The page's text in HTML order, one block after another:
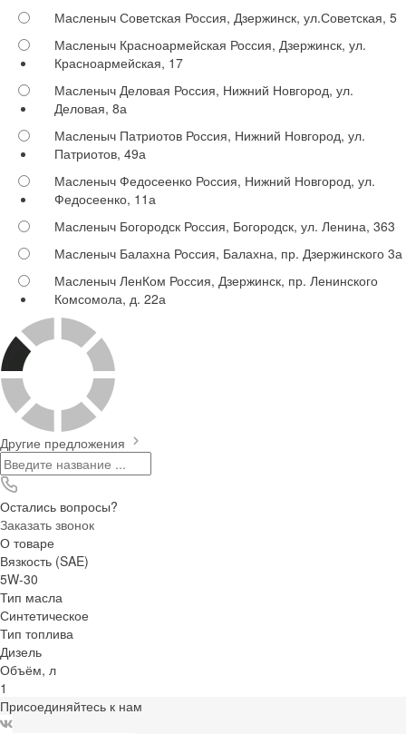
Масленыч Советская Россия, Дзержинск, ул.Советская, 5
Масленыч Красноармейская Россия, Дзержинск, ул.
Красноармейская, 17
Масленыч Деловая Россия, Нижний Новгород, ул.
Деловая, 8а
Масленыч Патриотов Россия, Нижний Новгород, ул.
Патриотов, 49а
Масленыч Федосеенко Россия, Нижний Новгород, ул.
Федосеенко, 11а
Масленыч Богородск Россия, Богородск, ул. Ленина, 363
Масленыч Балахна Россия, Балахна, пр. Дзержинского 3а
Масленыч ЛенКом Россия, Дзержинск, пр. Ленинского
Комсомола, д. 22а
Другие предложения
Остались вопросы?
Заказать звонок
О товаре
Вязкость (SAE)
5W-30
Тип масла
Синтетическое
Тип топлива
Дизель
Объём, л
1
Присоединяйтесь к нам